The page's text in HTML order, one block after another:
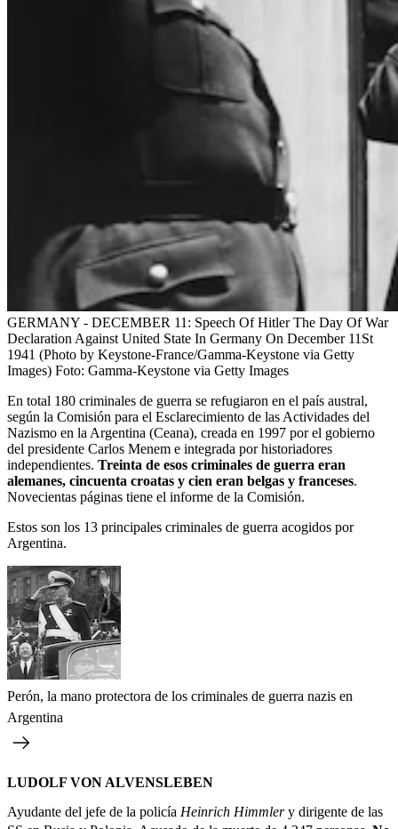
GERMANY - DECEMBER 11: Speech Of Hitler The Day Of War
Declaration Against United State In Germany On December 11St
1941 (Photo by Keystone-France/Gamma-Keystone via Getty
Images) Foto: Gamma-Keystone via Getty Images
En total 180 criminales de guerra se refugiaron en el país austral,
según la Comisión para el Esclarecimiento de las Actividades del
Nazismo en la Argentina (Ceana), creada en 1997 por el gobierno
del presidente Carlos Menem e integrada por historiadores
independientes. Treinta de esos criminales de guerra eran
alemanes, cincuenta croatas y cien eran belgas y franceses.
Novecientas páginas tiene el informe de la Comisión.
Estos son los 13 principales criminales de guerra acogidos por
Argentina.
Perón, la mano protectora de los criminales de guerra nazis en
Argentina
LUDOLF VON ALVENSLEBEN
Ayudante del jefe de la policía Heinrich Himmlery dirigente de las